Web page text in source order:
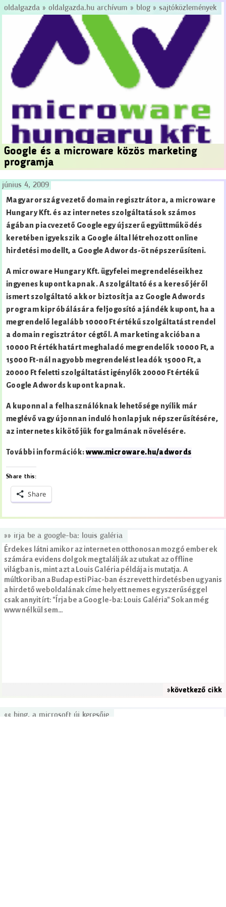
oldalgazda » oldalgazda.hu archívum » blog » sajtóközlemények
Google és a microware közös marketing
programja
június 4, 2009
Magyarország vezető domain regisztrátora, a microware
Hungary Kft. és az internetes szolgáltatások számos
ágában piacvezető Google egy újszerű együttműködés
keretében igyekszik a Google által létrehozott online
hirdetési modellt, a Google Adwords-öt népszerűsíteni.
A microware Hungary Kft. ügyfelei megrendeléseikhez
ingyenes kupont kapnak. A szolgáltató és a keresőjéről
ismert szolgáltató akkor biztosítja az Google Adwords
program kipróbálására feljogosító ajándék kupont, ha a
megrendelő legalább 10000 Ft értékű szolgáltatást rendel
a domain regisztrátor cégtől. A marketing akcióban a
10000 Ft értékhatárt meghaladó megrendelők 10000 Ft, a
15000 Ft-nál nagyobb megrendelést leadók 15000 Ft, a
20000 Ft feletti szolgáltatást igénylők 20000 Ft értékű
Google Adwords kupont kapnak.
A kuponnal a felhasználóknak lehetősége nyílik már
meglévő vagy újonnan induló honlapjuk népszerűsítésére,
az internetes kikötőjük forgalmának növelésére.
További információk:www.microware.hu/adwords
Share this:
Share
»» irja be a google-ba: louis galéria
Érdekes látni amikor az interneten otthonosan mozgó emberek
számára evidens dolgok megtalálják az utukat az offline
világban is, mint azt a Louis Galéria példája is mutatja. A
múltkoriban a Budapesti Piac-ban észrevett hirdetésben ugyanis
a hirdető weboldalának címe helyett nemes egyszerűséggel
csak annyit írt: "Írja be a Google-ba: Louis Galéria" Sokan még
www nélkül sem…
»következő cikk
«« bing, a microsoft új keresője